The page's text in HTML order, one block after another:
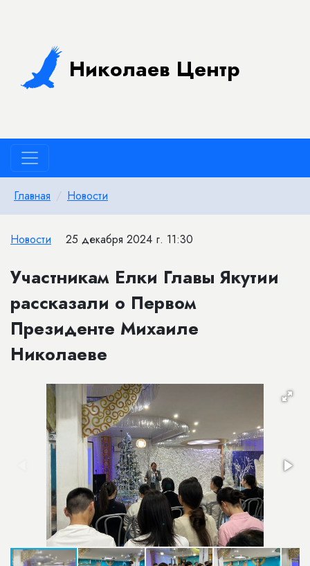
Николаев Центр
Главная Новости
Новости 25 декабря 2024 г. 11:30
​Участникам Елки Главы Якутии
рассказали о Первом
Президенте Михаиле
Николаеве